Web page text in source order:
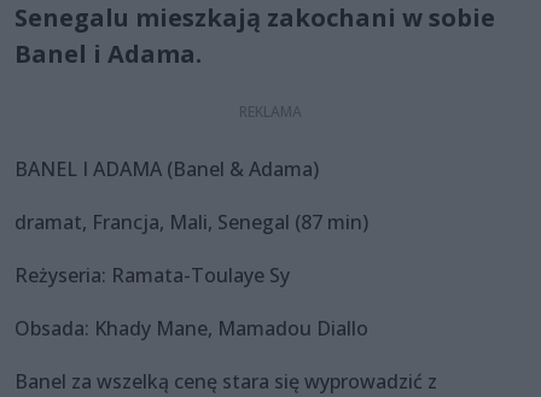
Senegalu mieszkają zakochani w sobie
Banel i Adama.
BANEL I ADAMA (Banel & Adama)
dramat, Francja, Mali, Senegal (87 min)
Reżyseria: Ramata-Toulaye Sy
Obsada: Khady Mane, Mamadou Diallo
Banel za wszelką cenę stara się wyprowadzić z